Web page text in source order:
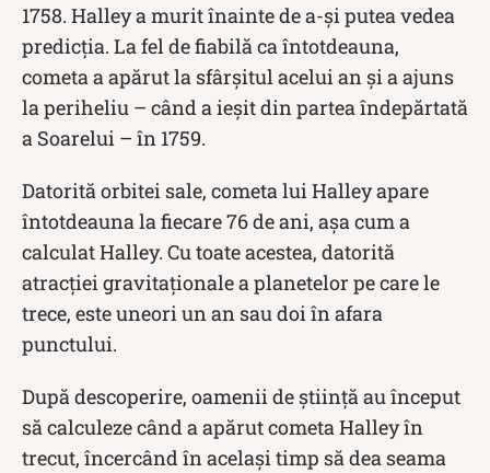
1758. Halley a murit înainte de a-și putea vedea
predicția. La fel de fiabilă ca întotdeauna,
cometa a apărut la sfârșitul acelui an și a ajuns
la periheliu – când a ieșit din partea îndepărtată
a Soarelui – în 1759.
Datorită orbitei sale, cometa lui Halley apare
întotdeauna la fiecare 76 de ani, așa cum a
calculat Halley. Cu toate acestea, datorită
atracției gravitaționale a planetelor pe care le
trece, este uneori un an sau doi în afara
punctului.
După descoperire, oamenii de știință au început
să calculeze când a apărut cometa Halley în
trecut, încercând în același timp să dea seama